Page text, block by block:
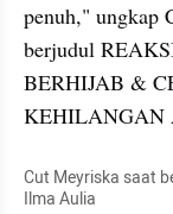
penuh," ungkap
berjudul
BERHIJAB &
KEHILANGAN
Cut Meyriska saat
Ilma Aulia